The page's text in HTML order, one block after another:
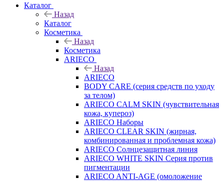
Каталог
Назад
Каталог
Косметика
Назад
Косметика
ARIECO
Назад
ARIECO
BODY CARE (серия средств по уходу
за телом)
ARIECO CALM SKIN (чувствительная
кожа, купероз)
ARIECO Наборы
ARIECO CLEAR SKIN (жирная,
комбинированная и проблемная кожа)
ARIECO Солнцезащитная линия
ARIECO WHITE SKIN Серия против
пигментации
ARIECO ANTI-AGE (омоложение